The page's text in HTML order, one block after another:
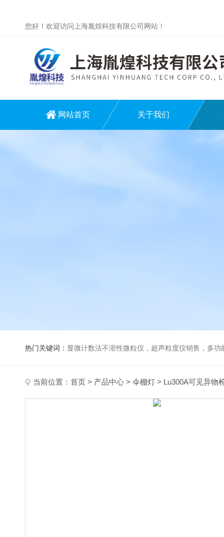
您好！欢迎访问上海胤煌科技有限公司网站！
网站首页 关于我们
热门关键词： 显微计数法不溶性微粒仪，超声粒度仪销售，多功能超声粒度分析仪，粒度及
当前位置： 首页 > 产品中心 > 伞棚灯 > Lu300A可见异物